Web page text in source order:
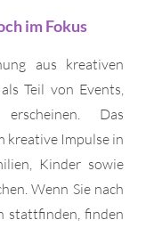
im Fokus
aus kreativen
Teil von Events,
Das
Impulse in
Kinder sowie
Wenn Sie nach
stattfinden, finden